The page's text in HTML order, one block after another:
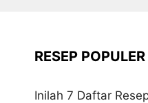
RESEP POPULER
Inilah 7 Daftar